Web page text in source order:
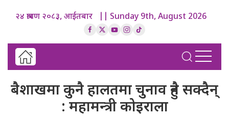
२४ श्रावण २०८३, आईतबार || Sunday 9th, August 2026
बैशाखमा कुनै हालतमा चुनाव हुनै सक्दैन्
: महामन्त्री कोइराला